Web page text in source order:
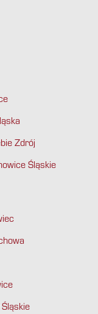
Zdrój
Śląskie